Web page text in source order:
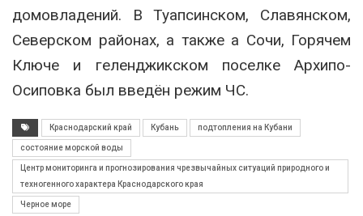
домовладений. В Туапсинском, Славянском,
Северском районах, а также а Сочи, Горячем
Ключе и геленджикском поселке Архипо-
Осиповка был введён режим ЧС.
Краснодарский край Кубань подтопления на Кубани
состояние морской воды
Центр мониторинга и прогнозирования чрезвычайных ситуаций природного и
техногенного характера Краснодарского края
Черное море